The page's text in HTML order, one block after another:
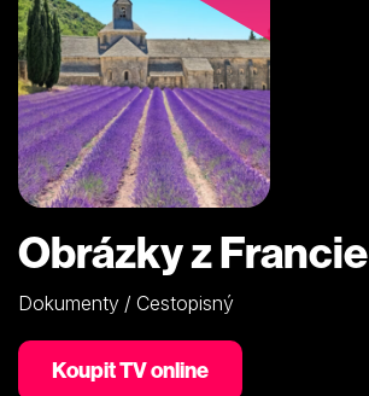
Obrázky z Francie
Dokumenty / Cestopisný
Koupit TV online